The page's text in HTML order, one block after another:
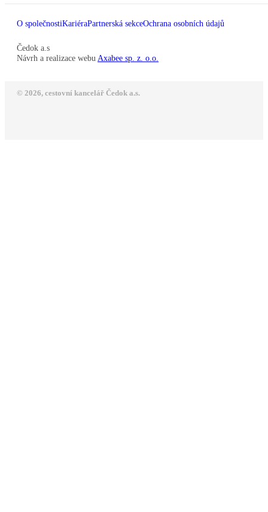
O společnostiKariéraPartnerská sekceOchrana osobních údajů
Čedok a.s
Návrh a realizace webu Axabee sp. z. o.o.
© 2026, cestovní kancelář Čedok a.s.